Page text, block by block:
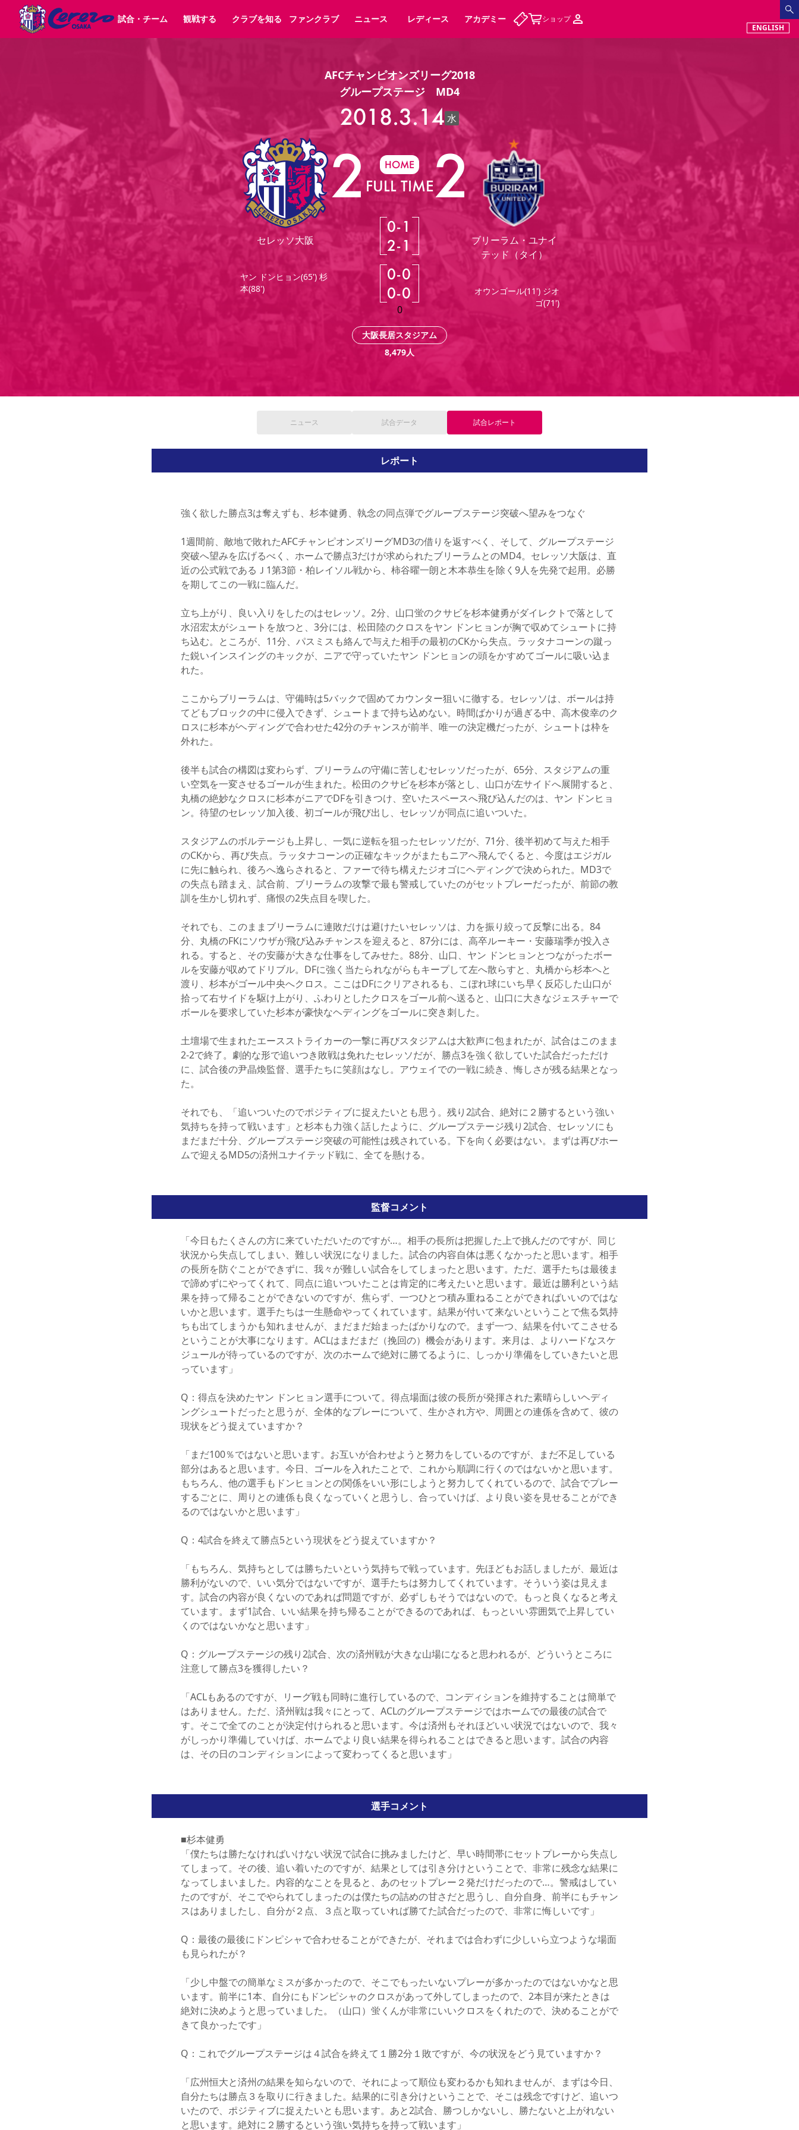
試合・チーム
メディア情報 アクセス アカデミー
ハナサカプレーヤー
歴代所属選手
観戦する
販売スケジュール 法人シーズンシート
福祉サービス
特定興行入場券 譲渡サービス
初めて観戦ガイド キッズ向けサービス グルメ マッチデープログラム
観戦マナー&ルール
ビジターサポーター観戦ガイド
公式アプリ
YANMAR HANASAKA STADIUM DAZNで観戦 アウェイツアー よくある質問
クラブを知る
シーズン記録
セレッソ大阪VISAカード サポートスタッフ セレッソアイデアちょうだいな
応援商店街
Lise（ライセンスビジネス）
サステナビリティポリシー インパクトレポート 活動レポート SPORT POSITIVE LEAGUES
取り組み実績
長居公園 セレッソフットサルパーク セレッソフットサルパーク長居
セレッソスポーツパーク舞洲
YANMAR HANASAKA STADIUM
セレッソ大阪アカデミー 子供のサッカースクール
大人のサッカースクール
その他スポーツクラブ
ファンクラブ
SAKURA POINT Program まいセレチケット
会員規定
ニュース
チケット パートナー スポーツクラブ メディア
レディース アカデミー
ショップ
ENGLISH
AFCチャンピオンズリーグ2018
グループステージ MD4
2018.3.14 水
セレッソ大阪
ヤン ドンヒョン(65') 杉
本(88')
2 HOME
FULL TIME2
0-1
2-1
0-0
0-0
0
ブリーラム・ユナイ
テッド（タイ）
オウンゴール(11') ジオ
ゴ(71')
大阪長居スタジアム
8,479人
ニュース 試合データ 試合レポート
レポート
強く欲した勝点3は奪えずも、杉本健勇、執念の同点弾でグループステージ突破へ望みをつなぐ
1週間前、敵地で敗れたAFCチャンピオンズリーグMD3の借りを返すべく、そして、グループステージ
突破へ望みを広げるべく、ホームで勝点3だけが求められたブリーラムとのMD4。セレッソ大阪は、直
近の公式戦であるＪ1第3節・柏レイソル戦から、柿谷曜一朗と木本恭生を除く9人を先発で起用。必勝
を期してこの一戦に臨んだ。
立ち上がり、良い入りをしたのはセレッソ。2分、山口蛍のクサビを杉本健勇がダイレクトで落として
水沼宏太がシュートを放つと、3分には、松田陸のクロスをヤン ドンヒョンが胸で収めてシュートに持
ち込む。ところが、11分、パスミスも絡んで与えた相手の最初のCKから失点。ラッタナコーンの蹴っ
た鋭いインスイングのキックが、ニアで守っていたヤン ドンヒョンの頭をかすめてゴールに吸い込ま
れた。
ここからブリーラムは、守備時は5バックで固めてカウンター狙いに徹する。セレッソは、ボールは持
てどもブロックの中に侵入できず、シュートまで持ち込めない。時間ばかりが過ぎる中、高木俊幸のク
ロスに杉本がヘディングで合わせた42分のチャンスが前半、唯一の決定機だったが、シュートは枠を
外れた。
後半も試合の構図は変わらず、ブリーラムの守備に苦しむセレッソだったが、65分、スタジアムの重
い空気を一変させるゴールが生まれた。松田のクサビを杉本が落とし、山口が左サイドへ展開すると、
丸橋の絶妙なクロスに杉本がニアでDFを引きつけ、空いたスペースへ飛び込んだのは、ヤン ドンヒョ
ン。待望のセレッソ加入後、初ゴールが飛び出し、セレッソが同点に追いついた。
スタジアムのボルテージも上昇し、一気に逆転を狙ったセレッソだが、71分、後半初めて与えた相手
のCKから、再び失点。ラッタナコーンの正確なキックがまたもニアへ飛んでくると、今度はエジガル
に先に触られ、後ろへ逸らされると、ファーで待ち構えたジオゴにヘディングで決められた。MD3で
の失点も踏まえ、試合前、ブリーラムの攻撃で最も警戒していたのがセットプレーだったが、前節の教
訓を生かし切れず、痛恨の2失点目を喫した。
それでも、このままブリーラムに連敗だけは避けたいセレッソは、力を振り絞って反撃に出る。84
分、丸橋のFKにソウザが飛び込みチャンスを迎えると、87分には、高卒ルーキー・安藤瑞季が投入さ
れる。すると、その安藤が大きな仕事をしてみせた。88分、山口、ヤン ドンヒョンとつながったボー
ルを安藤が収めてドリブル。DFに強く当たられながらもキープして左へ散らすと、丸橋から杉本へと
渡り、杉本がゴール中央へクロス。ここはDFにクリアされるも、こぼれ球にいち早く反応した山口が
拾って右サイドを駆け上がり、ふわりとしたクロスをゴール前へ送ると、山口に大きなジェスチャーで
ボールを要求していた杉本が豪快なヘディングをゴールに突き刺した。
土壇場で生まれたエースストライカーの一撃に再びスタジアムは大歓声に包まれたが、試合はこのまま
2-2で終了。劇的な形で追いつき敗戦は免れたセレッソだが、勝点3を強く欲していた試合だっただけ
に、試合後の尹晶煥監督、選手たちに笑顔はなし。アウェイでの一戦に続き、悔しさが残る結果となっ
た。
それでも、「追いついたのでポジティブに捉えたいとも思う。残り2試合、絶対に２勝するという強い
気持ちを持って戦います」と杉本も力強く話したように、グループステージ残り2試合、セレッソにも
まだまだ十分、グループステージ突破の可能性は残されている。下を向く必要はない。まずは再びホー
ムで迎えるMD5の済州ユナイテッド戦に、全てを懸ける。
監督コメント
「今日もたくさんの方に来ていただいたのですが…。相手の長所は把握した上で挑んだのですが、同じ
状況から失点してしまい、難しい状況になりました。試合の内容自体は悪くなかったと思います。相手
の長所を防ぐことができずに、我々が難しい試合をしてしまったと思います。ただ、選手たちは最後ま
で諦めずにやってくれて、同点に追いついたことは肯定的に考えたいと思います。最近は勝利という結
果を持って帰ることができないのですが、焦らず、一つひとつ積み重ねることができればいいのではな
いかと思います。選手たちは一生懸命やってくれています。結果が付いて来ないということで焦る気持
ちも出てしまうかも知れませんが、まだまだ始まったばかりなので。まず一つ、結果を付いてこさせる
ということが大事になります。ACLはまだまだ（挽回の）機会があります。来月は、よりハードなスケ
ジュールが待っているのですが、次のホームで絶対に勝てるように、しっかり準備をしていきたいと思
っています」
Q：得点を決めたヤン ドンヒョン選手について。得点場面は彼の長所が発揮された素晴らしいヘディ
ングシュートだったと思うが、全体的なプレーについて、生かされ方や、周囲との連係を含めて、彼の
現状をどう捉えていますか？
「まだ100％ではないと思います。お互いが合わせようと努力をしているのですが、まだ不足している
部分はあると思います。今日、ゴールを入れたことで、これから順調に行くのではないかと思います。
もちろん、他の選手もドンヒョンとの関係をいい形にしようと努力してくれているので、試合でプレー
するごとに、周りとの連係も良くなっていくと思うし、合っていけば、より良い姿を見せることができ
るのではないかと思います」
Q：4試合を終えて勝点5という現状をどう捉えていますか？
「もちろん、気持ちとしては勝ちたいという気持ちで戦っています。先ほどもお話しましたが、最近は
勝利がないので、いい気分ではないですが、選手たちは努力してくれています。そういう姿は見えま
す。試合の内容が良くないのであれば問題ですが、必ずしもそうではないので。もっと良くなると考え
ています。まず1試合、いい結果を持ち帰ることができるのであれば、もっといい雰囲気で上昇してい
くのではないかなと思います」
Q：グループステージの残り2試合、次の済州戦が大きな山場になると思われるが、どういうところに
注意して勝点3を獲得したい？
「ACLもあるのですが、リーグ戦も同時に進行しているので、コンディションを維持することは簡単で
はありません。ただ、済州戦は我々にとって、ACLのグループステージではホームでの最後の試合で
す。そこで全てのことが決定付けられると思います。今は済州もそれほどいい状況ではないので、我々
がしっかり準備していけば、ホームでより良い結果を得られることはできると思います。試合の内容
は、その日のコンディションによって変わってくると思います」
選手コメント
■杉本健勇
「僕たちは勝たなければいけない状況で試合に挑みましたけど、早い時間帯にセットプレーから失点し
てしまって。その後、追い着いたのですが、結果としては引き分けということで、非常に残念な結果に
なってしまいました。内容的なことを見ると、あのセットプレー２発だけだったので…。警戒はしてい
たのですが、そこでやられてしまったのは僕たちの詰めの甘さだと思うし、自分自身、前半にもチャン
スはありましたし、自分が２点、３点と取っていれば勝てた試合だったので、非常に悔しいです」
Q：最後の最後にドンピシャで合わせることができたが、それまでは合わずに少しいら立つような場面
も見られたが？
「少し中盤での簡単なミスが多かったので、そこでもったいないプレーが多かったのではないかなと思
います。前半に1本、自分にもドンピシャのクロスがあって外してしまったので、2本目が来たときは
絶対に決めようと思っていました。（山口）蛍くんが非常にいいクロスをくれたので、決めることがで
きて良かったです」
Q：これでグループステージは４試合を終えて１勝2分１敗ですが、今の状況をどう見ていますか？
「広州恒大と済州の結果を知らないので、それによって順位も変わるかも知れませんが、まずは今日、
自分たちは勝点３を取りに行きました。結果的に引き分けということで、そこは残念ですけど、追いつ
いたので、ポジティブに捉えたいとも思います。あと2試合、勝つしかないし、勝たないと上がれない
と思います。絶対に２勝するという強い気持ちを持って戦います」